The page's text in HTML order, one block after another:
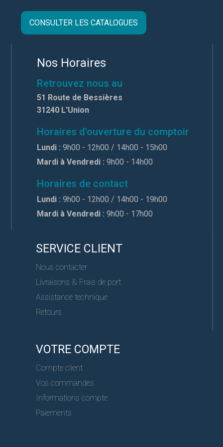
CONSULTER LES CATALOGUES
Nos Horaires
Retrouvez nous au
51 Route de Bessières
31240 L'Union
Horaires d'ouverture du comptoir
Lundi : 9h00 - 12h00 / 14h00 - 15h00
Mardi à Vendredi : 9h00 - 14h00
Horaires de contact
Lundi : 9h00 - 12h00 / 14h00 - 19h00
Mardi à Vendredi : 9h00 - 17h00
SERVICE CLIENT
Nous contacter
Livraisons & Frais de port
Assistance technique
Retours
VOTRE COMPTE
Compte client
Vos commandes
Informations compte
Paiements